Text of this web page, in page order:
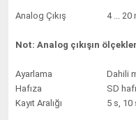
Analog Çıkış 4 ... 20
Not: Analog çıkışın
Ayarlama
Dahili
Hafıza
SD
Kayıt Aralığı
5 s, 10